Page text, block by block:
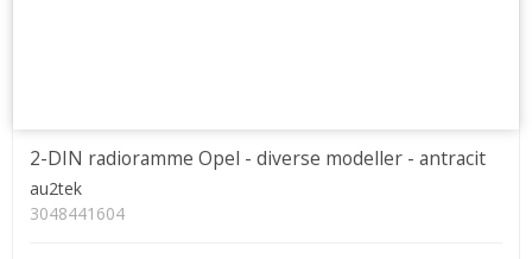
2-DIN radioramme Opel - diverse modeller - antracit
au2tek
3048441604